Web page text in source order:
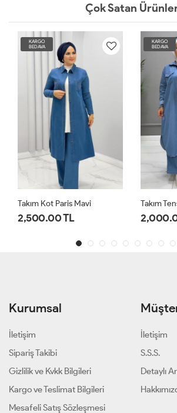
Çok Satan
KARGO
BEDAVA
2,000.00 TL
KARGO
BEDAVA
Takım
Kurumsal
İletişim
Sipariş Takibi
Gizlilik ve Kvkk Bilgileri
Kargo ve Teslimat Bilgileri
Mesafeli Satış Sözleşmesi
İletişim
S.S.S.
Detaylı